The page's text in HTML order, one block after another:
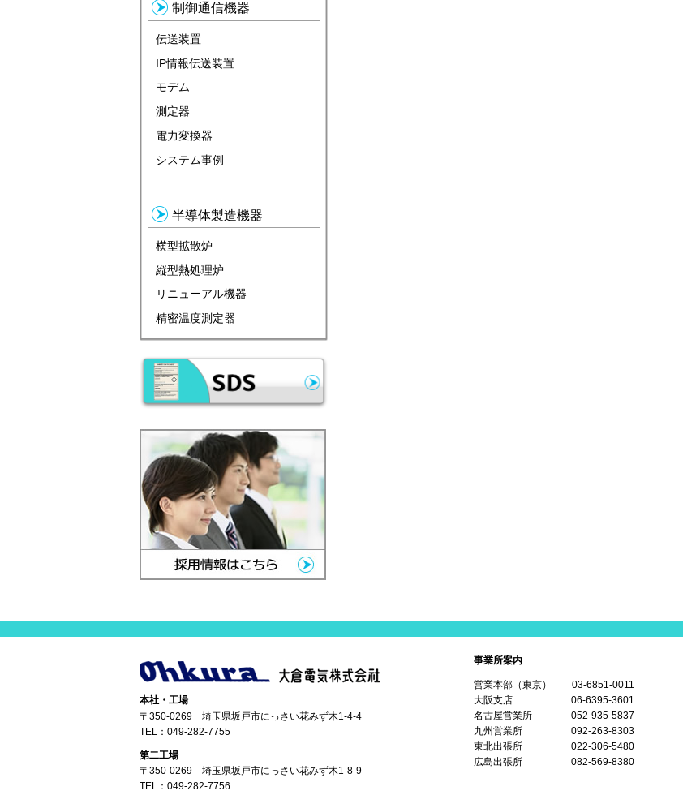
制御通信機器
伝送装置
IP情報伝送装置
モデム
測定器
電力変換器
システム事例
半導体製造機器
横型拡散炉
縦型熱処理炉
リニューアル機器
精密温度測定器
本社・工場
〒350-0269 埼玉県坂戸市にっさい花みず木1-4-4
TEL： 049-282-7755
第二工場
〒350-0269 埼玉県坂戸市にっさい花みず木1-8-9
TEL： 049-282-7756
事業所案内
営業本部（東京）
03-6851-0011
大阪支店
06-6395-3601
名古屋営業所
052-935-5837
九州営業所
092-263-8303
東北出張所
022-306-5480
広島出張所
082-569-8380